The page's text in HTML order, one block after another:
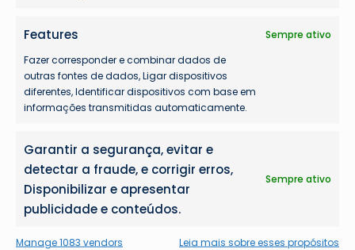
Features
Sempre ativo
Fazer corresponder e combinar dados de
outras fontes de dados, Ligar dispositivos
diferentes, Identificar dispositivos com base em
informações transmitidas automaticamente.
Garantir a segurança, evitar e
detectar a fraude, e corrigir erros,
Disponibilizar e apresentar
publicidade e conteúdos.
Sempre ativo
Manage 1083 vendors Leia mais sobre esses propósitos